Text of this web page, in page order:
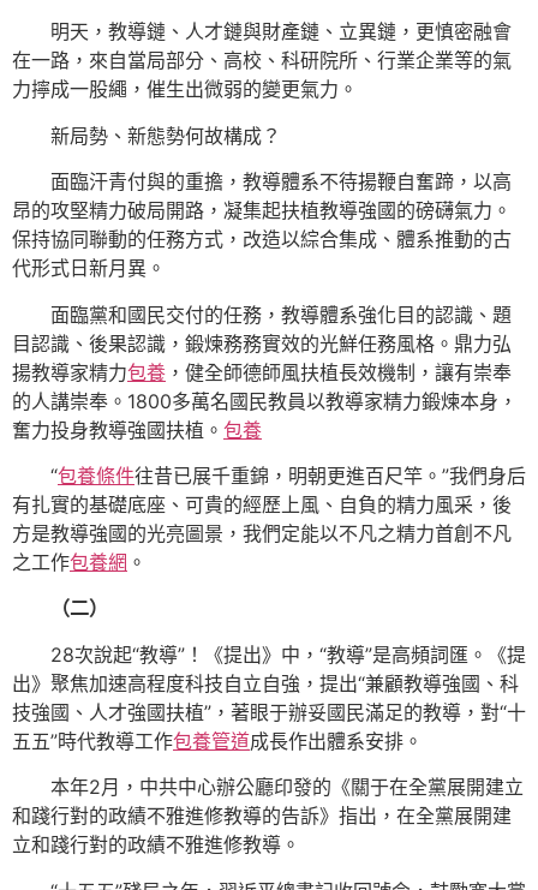
明天，教導鏈、人才鏈與財產鏈、立異鏈，更慎密融會
在一路，來自當局部分、高校、科研院所、行業企業等的氣
力擰成一股繩，催生出微弱的變更氣力。
新局勢、新態勢何故構成？
面臨汗青付與的重擔，教導體系不待揚鞭自奮蹄，以高
昂的攻堅精力破局開路，凝集起扶植教導強國的磅礴氣力。
保持協同聯動的任務方式，改造以綜合集成、體系推動的古
代形式日新月異。
面臨黨和國民交付的任務，教導體系強化目的認識、題
目認識、後果認識，鍛煉務務實效的光鮮任務風格。鼎力弘
揚教導家精力包養 ，健全師德師風扶植長效機制，讓有崇奉
的人講崇奉。1800多萬名國民教員以教導家精力鍛煉本身，
奮力投身教導強國扶植。 包養
“包養條件往昔已展千重錦，明朝更進百尺竿。”我們身后
有扎實的基礎底座、可貴的經歷上風、自負的精力風采，後
方是教導強國的光亮圖景，我們定能以不凡之精力首創不凡
之工作包養網 。
（二）
28次說起“教導”！《提出》中，“教導”是高頻詞匯。《提
出》聚焦加速高程度科技自立自強，提出“兼顧教導強國、科
技強國、人才強國扶植”，著眼于辦妥國民滿足的教導，對“十
五五”時代教導工作包養管道成長作出體系安排。
本年2月，中共中心辦公廳印發的《關于在全黨展開建立
和踐行對的政績不雅進修教導的告訴》指出，在全黨展開建
立和踐行對的政績不雅進修教導。